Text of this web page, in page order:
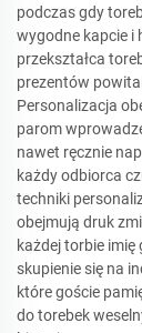
podczas gdy
wygodne kapcie i
przekształca
prezentów
Personalizacja
parom
nawet ręcznie
każdy odbiorca
techniki
obejmują druk
każdej torbie
skupienie się na
które goście
do torebek